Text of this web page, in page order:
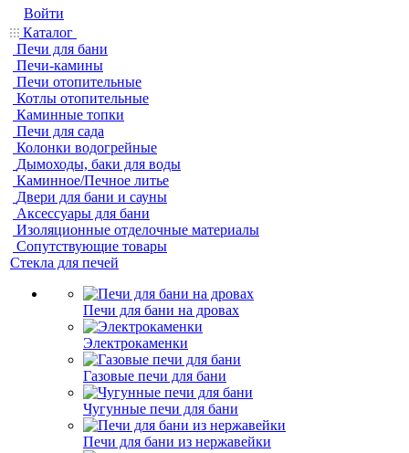
Войти
Каталог
Печи для бани
Печи-камины
Печи отопительные
Котлы отопительные
Каминные топки
Печи для сада
Колонки водогрейные
Дымоходы, баки для воды
Каминное/Печное литье
Двери для бани и сауны
Аксессуары для бани
Изоляционные отделочные материалы
Сопутствующие товары
Стекла для печей
Печи для бани на дровах
Электрокаменки
Газовые печи для бани
Чугунные печи для бани
Печи для бани из нержавейки